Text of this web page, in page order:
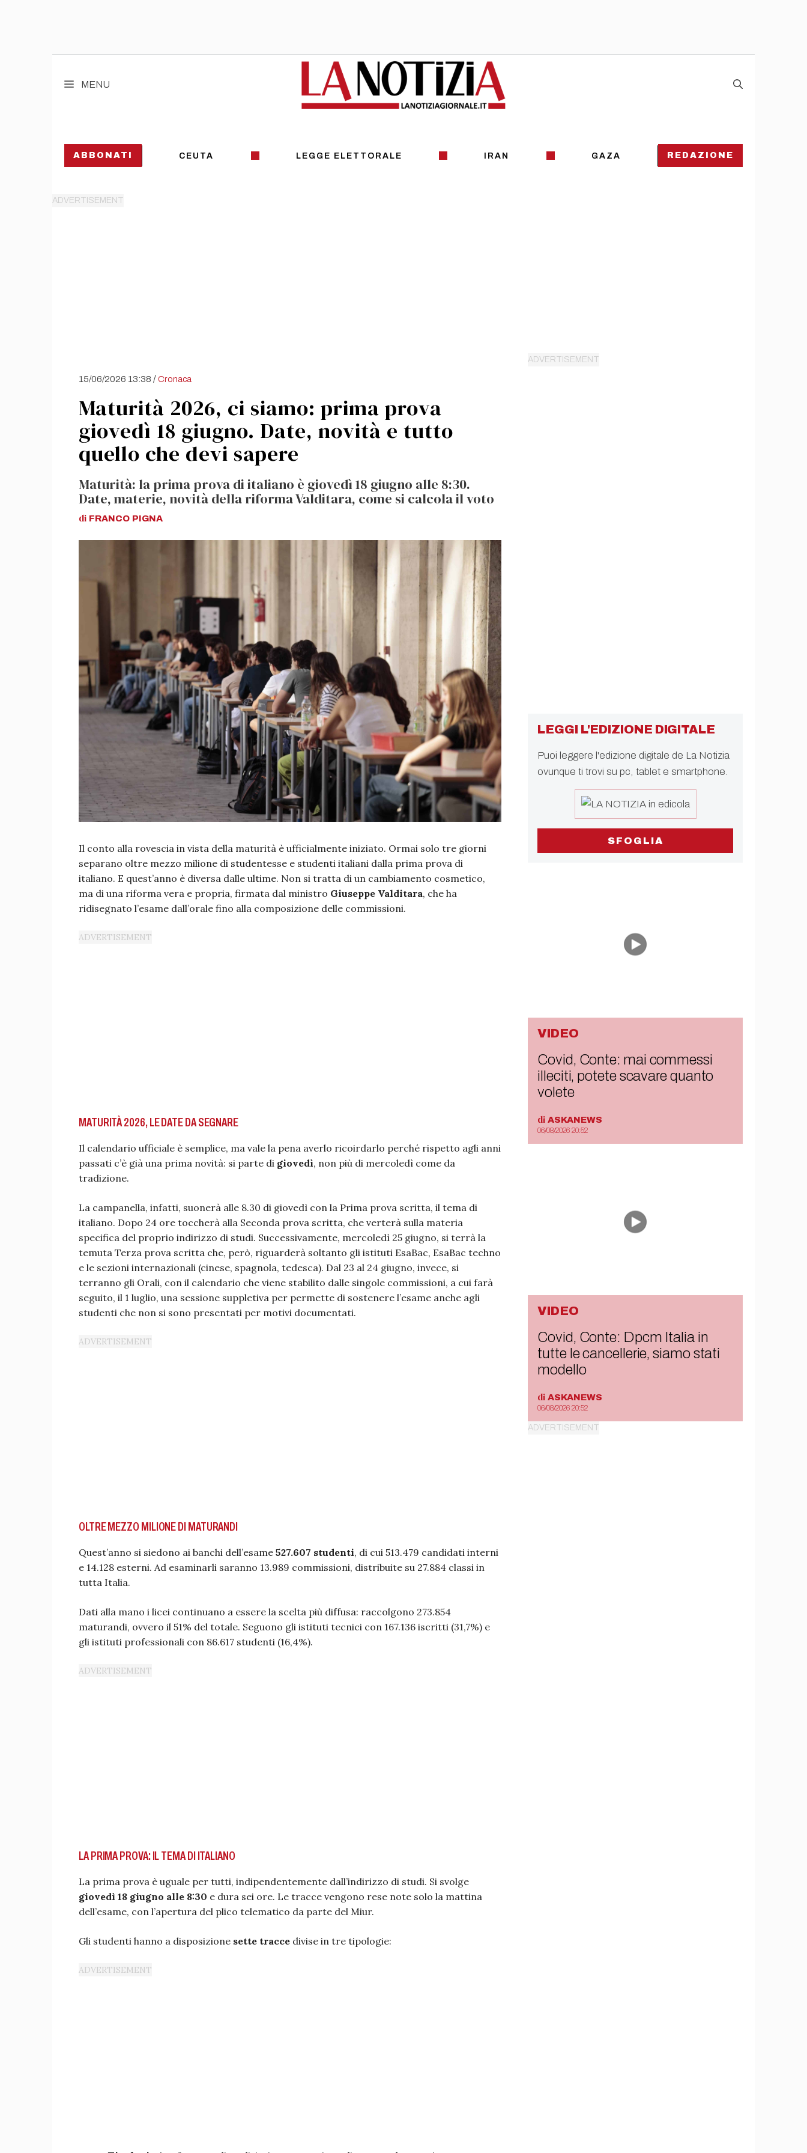
MENU
ABBONATI CEUTA LEGGE ELETTORALE IRAN GAZA REDAZIONE
15/06/2026 13:38 /Cronaca
Maturità 2026, ci siamo: prima prova
giovedì 18 giugno. Date, novità e tutto
quello che devi sapere
Maturità: la prima prova di italiano è giovedì 18 giugno alle 8:30.
Date, materie, novità della riforma Valditara, come si calcola il voto
di FRANCO PIGNA
Il conto alla rovescia in vista della maturità è ufficialmente iniziato. Ormai solo tre giorni
separano oltre mezzo milione di studentesse e studenti italiani dalla prima prova di
italiano. E quest’anno è diversa dalle ultime. Non si tratta di un cambiamento cosmetico,
ma di una riforma vera e propria, firmata dal ministro Giuseppe Valditara, che ha
ridisegnato l’esame dall’orale fino alla composizione delle commissioni.
MATURITÀ 2026, LE DATE DA SEGNARE
Il calendario ufficiale è semplice, ma vale la pena averlo ricoirdarlo perché rispetto agli anni
passati c’è già una prima novità: si parte di giovedì, non più di mercoledì come da
tradizione.
La campanella, infatti, suonerà alle 8.30 di giovedì con la Prima prova scritta, il tema di
italiano. Dopo 24 ore toccherà alla Seconda prova scritta, che verterà sulla materia
specifica del proprio indirizzo di studi. Successivamente, mercoledì 25 giugno, si terrà la
temuta Terza prova scritta che, però, riguarderà soltanto gli istituti EsaBac, EsaBac techno
e le sezioni internazionali (cinese, spagnola, tedesca). Dal 23 al 24 giugno, invece, si
terranno gli Orali, con il calendario che viene stabilito dalle singole commissioni, a cui farà
seguito, il 1 luglio, una sessione suppletiva per permette di sostenere l’esame anche agli
studenti che non si sono presentati per motivi documentati.
OLTRE MEZZO MILIONE DI MATURANDI
Quest’anno si siedono ai banchi dell’esame 527.607 studenti, di cui 513.479 candidati interni
e 14.128 esterni. Ad esaminarli saranno 13.989 commissioni, distribuite su 27.884 classi in
tutta Italia.
Dati alla mano i licei continuano a essere la scelta più diffusa: raccolgono 273.854
maturandi, ovvero il 51% del totale. Seguono gli istituti tecnici con 167.136 iscritti (31,7%) e
gli istituti professionali con 86.617 studenti (16,4%).
LA PRIMA PROVA: IL TEMA DI ITALIANO
La prima prova è uguale per tutti, indipendentemente dall’indirizzo di studi. Si svolge
giovedì 18 giugno alle 8:30 e dura sei ore. Le tracce vengono rese note solo la mattina
dell’esame, con l’apertura del plico telematico da parte del Miur.
Gli studenti hanno a disposizione sette tracce divise in tre tipologie:
LEGGI L'EDIZIONE DIGITALE
Puoi leggere l'edizione digitale de La Notizia
ovunque ti trovi su pc, tablet e smartphone.
SFOGLIA
VIDEO
Covid, Conte: mai commessi
illeciti, potete scavare quanto
volete
di ASKANEWS
06/08/2026 20:52
VIDEO
Covid, Conte: Dpcm Italia in
tutte le cancellerie, siamo stati
modello
di ASKANEWS
06/08/2026 20:52